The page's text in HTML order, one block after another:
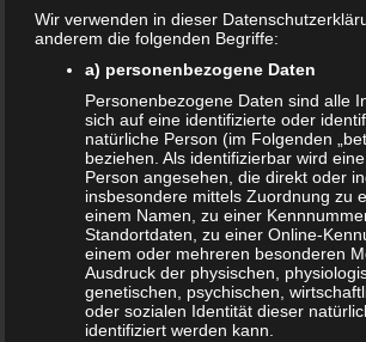
Share Post Save
T
n
Redakteur: admin1
Auch interessant:
Beitragsnavigation
← Wie lange bekommen Eltern
Wir verwenden in dieser
anderem die folgenden Begriffe:
a) personenbezogene Daten
Personenbezogene Daten sind alle
sich auf eine identifizierte oder
natürliche Person (im Folgenden
beziehen. Als identifizierbar wird
Person angesehen, die direkt oder
insbesondere mittels Zuordnung zu
einem Namen, zu einer
Standortdaten, zu einer Online-
einem oder mehreren besonderen
Ausdruck der physischen,
genetischen, psychischen,
oder sozialen Identität dieser
identifiziert werden kann.